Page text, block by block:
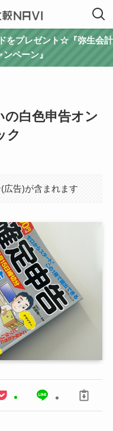
をプレゼント☆『弥生会計
ペーン』
白色申告オン
ク
広告)が含まれます